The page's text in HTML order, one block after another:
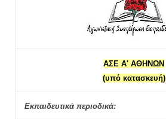
ΑΣΕ Α' ΑΘΗΝΩΝ
(υπό κατασκευή)
Εκπαιδευτικά περιοδικά: